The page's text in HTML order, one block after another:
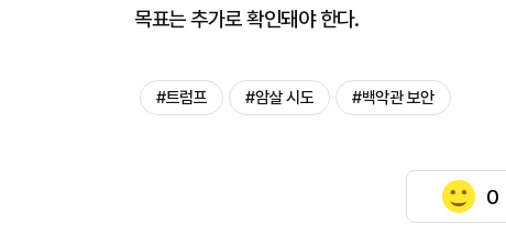
목표는 추가로 확인돼야 한다.
#트럼프 #암살 시도 #백악관 보안
0